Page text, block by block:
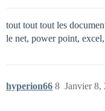
tout tout tout les
le net, power point,
hyperion66 Janvier 8,
8